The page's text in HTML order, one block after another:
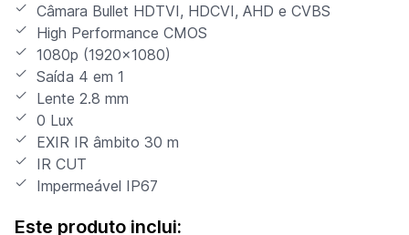
Câmara Bullet HDTVI, HDCVI, AHD e CVBS
High Performance CMOS
1080p (1920x1080)
Saída 4 em 1
Lente 2.8 mm
0 Lux
EXIR IR âmbito 30 m
IR CUT
Impermeável IP67
Este produto inclui: